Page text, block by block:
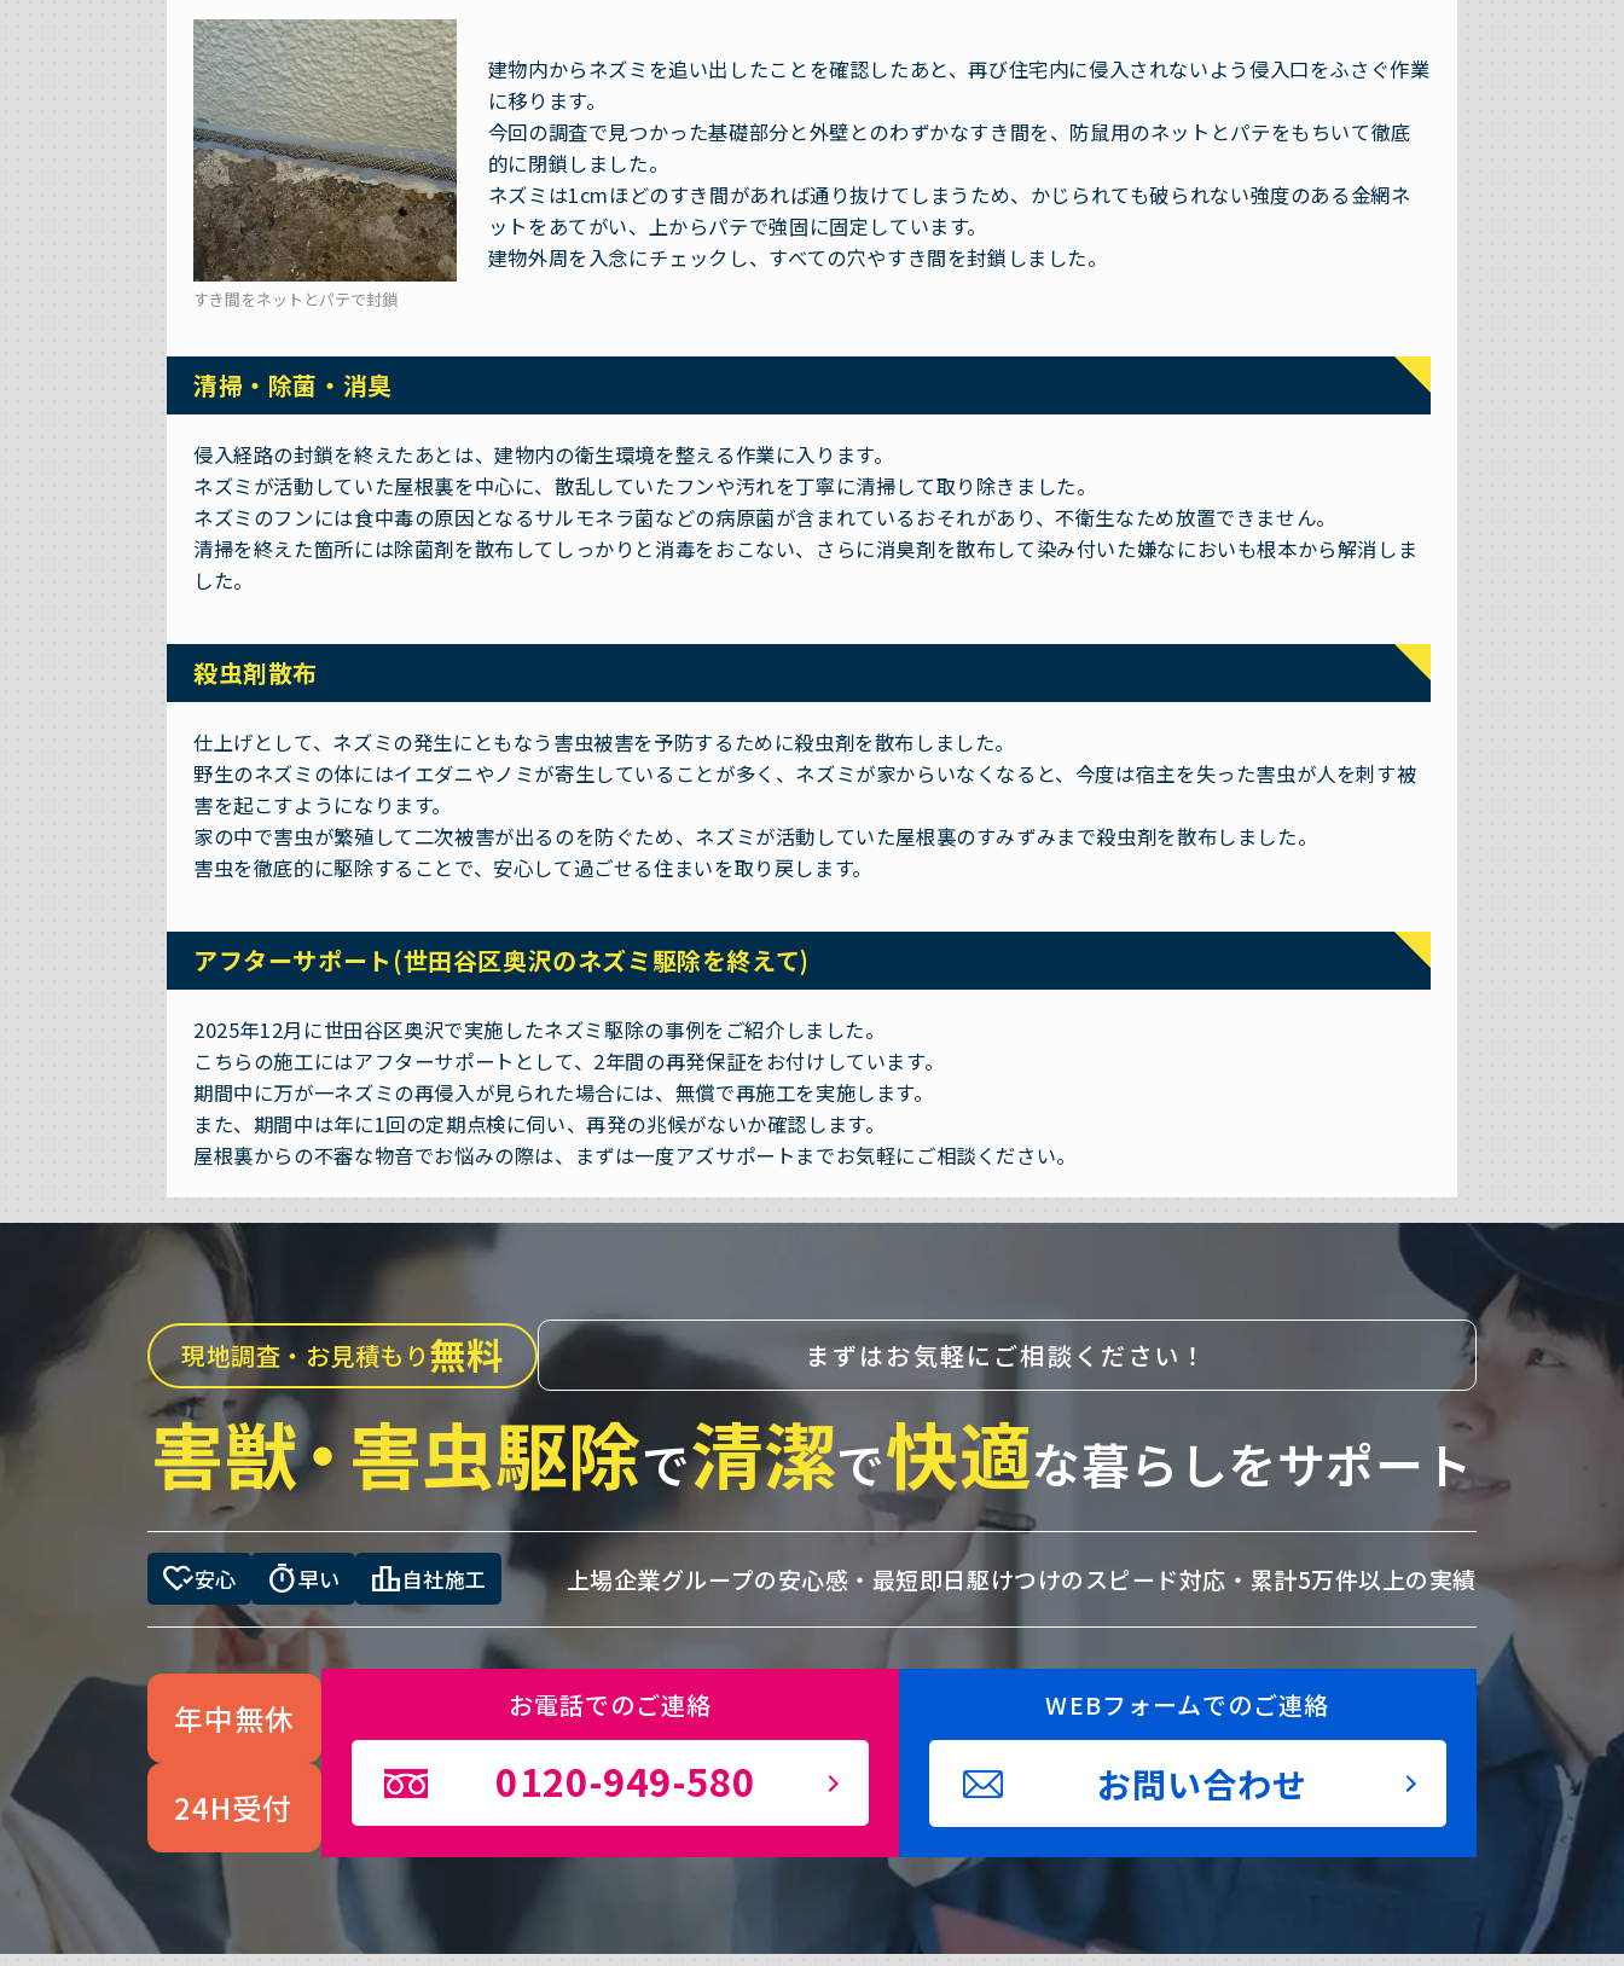
すき間をネットとパテで封鎖
建物内からネズミを追い出したことを確認したあと、再び住宅内に侵入されないよう侵入口をふさぐ作業
に移ります。
今回の調査で見つかった基礎部分と外壁とのわずかなすき間を、防鼠用のネットとパテをもちいて徹底
的に閉鎖しました。
ネズミは1cmほどのすき間があれば通り抜けてしまうため、かじられても破られない強度のある金網ネ
ットをあてがい、上からパテで強固に固定しています。
建物外周を入念にチェックし、すべての穴やすき間を封鎖しました。
清掃・除菌・消臭
侵入経路の封鎖を終えたあとは、建物内の衛生環境を整える作業に入ります。
ネズミが活動していた屋根裏を中心に、散乱していたフンや汚れを丁寧に清掃して取り除きました。
ネズミのフンには食中毒の原因となるサルモネラ菌などの病原菌が含まれているおそれがあり、不衛生なため放置できません。
清掃を終えた箇所には除菌剤を散布してしっかりと消毒をおこない、さらに消臭剤を散布して染み付いた嫌なにおいも根本から解消しま
した。
殺虫剤散布
仕上げとして、ネズミの発生にともなう害虫被害を予防するために殺虫剤を散布しました。
野生のネズミの体にはイエダニやノミが寄生していることが多く、ネズミが家からいなくなると、今度は宿主を失った害虫が人を刺す被
害を起こすようになります。
家の中で害虫が繁殖して二次被害が出るのを防ぐため、ネズミが活動していた屋根裏のすみずみまで殺虫剤を散布しました。
害虫を徹底的に駆除することで、安心して過ごせる住まいを取り戻します。
アフターサポート(世田谷区奥沢のネズミ駆除を終えて)
2025年12月に世田谷区奥沢で実施したネズミ駆除の事例をご紹介しました。
こちらの施工にはアフターサポートとして、2年間の再発保証をお付けしています。
期間中に万が一ネズミの再侵入が見られた場合には、無償で再施工を実施します。
また、期間中は年に1回の定期点検に伺い、再発の兆候がないか確認します。
屋根裏からの不審な物音でお悩みの際は、まずは一度アズサポートまでお気軽にご相談ください。
現地調査・お見積もり無料 まずはお気軽にご相談ください！
害獣・害虫駆除で清潔で快適な暮らしをサポート
heart_check安心 timer早い leaderboard自社施工 上場企業グループの安心感・ 最短即日駆けつけのスピード対応・ 累計5万件以上の実績
年中無休
24H受付
お電話でのご連絡
0120-949-580
WEBフォームでのご連絡
お問い合わせ